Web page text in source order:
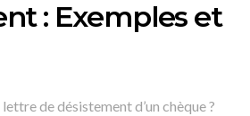
: Exemples et
de désistement d’un chèque ?